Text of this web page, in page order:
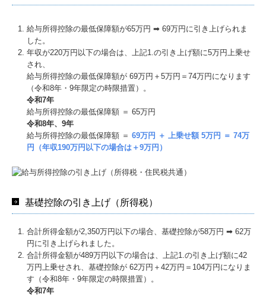
給与所得控除の最低保障額が65万円 ➡ 69万円に引き上げられま
した。
年収が220万円以下の場合は、上記1.の引き上げ額に5万円上乗せ
され、
給与所得控除の最低保障額が 69万円＋5万円＝74万円になります
（令和8年・9年限定の時限措置）。
令和7年
給与所得控除の最低保障額 ＝ 65万円
令和8年、9年
給与所得控除の最低保障額 ＝ 69万円 ＋ 上乗せ額 5万円 ＝ 74万
円（年収190万円以下の場合は＋9万円）
基礎控除の引き上げ（所得税）
合計所得⾦額が2,350万円以下の場合、基礎控除が58万円 ➡ 62万
円に引き上げられました。
合計所得⾦額が489万円以下の場合は、上記1.の引き上げ額に42
万円上乗せされ、基礎控除が 62万円＋42万円＝104万円になりま
す（令和8年・9年限定の時限措置）。
令和7年